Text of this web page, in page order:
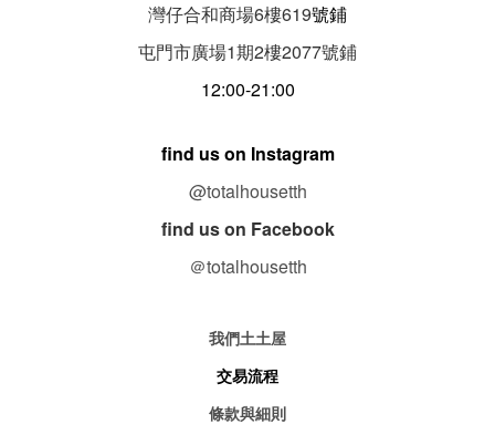
灣仔合和商場6樓619號鋪
屯門市廣場1期2樓2077號鋪
12:00-21:00
find us on Instagram
@totalhousetth
find us on Facebook
＠totalhousetth
我們土土屋
交易流程
條款與細則